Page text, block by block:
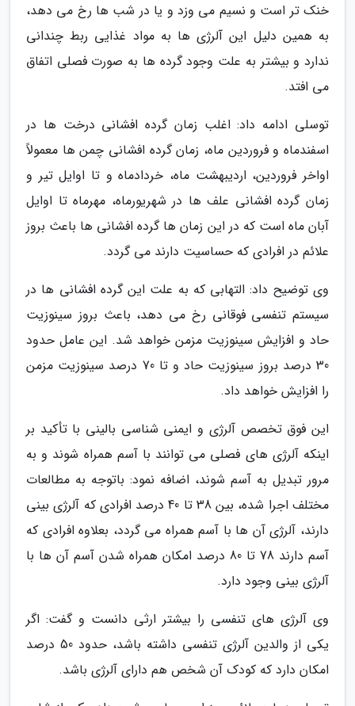
خنک تر است و نسیم می وزد و یا در شب ها رخ می دهد،
به همین دلیل این آلرژی ها به مواد غذایی ربط چندانی
ندارد و بیشتر به علت وجود گرده ها به صورت فصلی اتفاق
می افتد.
توسلی ادامه داد: اغلب زمان گرده افشانی درخت ها در
اسفندماه و فروردین ماه، زمان گرده افشانی چمن ها معمولاً
اواخر فروردین، اردیبهشت ماه، خردادماه و تا اوایل تیر و
زمان گرده افشانی علف ها در شهریورماه، مهرماه تا اوایل
آبان ماه است که در این زمان ها گرده افشانی ها باعث بروز
علائم در افرادی که حساسیت دارند می گردد.
وی توضیح داد: التهابی که به علت این گرده افشانی ها در
سیستم تنفسی فوقانی رخ می دهد، باعث بروز سینوزیت
حاد و افزایش سینوزیت مزمن خواهد شد. این عامل حدود
30 درصد بروز سینوزیت حاد و تا 70 درصد سینوزیت مزمن
را افزایش خواهد داد.
این فوق تخصص آلرژی و ایمنی شناسی بالینی با تأکید بر
اینکه آلرژی های فصلی می توانند با آسم همراه شوند و به
مرور تبدیل به آسم شوند، اضافه نمود: باتوجه به مطالعات
مختلف اجرا شده، بین 38 تا 40 درصد افرادی که آلرژی بینی
دارند، آلرژی آن ها با آسم همراه می گردد، بعلاوه افرادی که
آسم دارند 78 تا 80 درصد امکان همراه شدن آسم آن ها با
آلرژی بینی وجود دارد.
وی آلرژی های تنفسی را بیشتر ارثی دانست و گفت: اگر
یکی از والدین آلرژی تنفسی داشته باشد، حدود 50 درصد
امکان دارد که کودک آن شخص هم دارای آلرژی باشد.